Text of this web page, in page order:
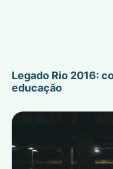
Legado Rio 2016:
educação